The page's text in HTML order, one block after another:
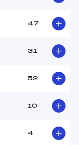
47
31
52
10
4